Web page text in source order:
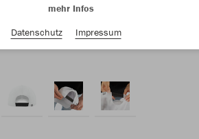
mehr Infos
Datenschutz
Impressum